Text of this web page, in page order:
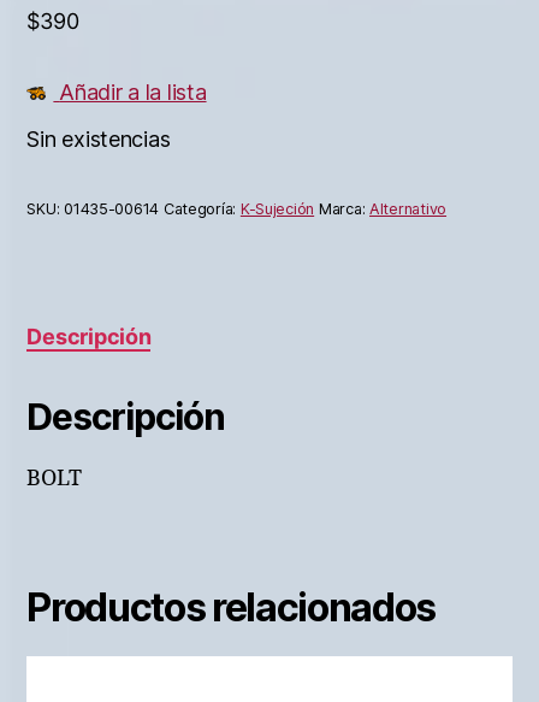
$390
Añadir a la lista
Sin existencias
SKU:01435-00614 Categoría: K-Sujeción Marca:Alternativo
Descripción
Descripción
BOLT
Productos relacionados